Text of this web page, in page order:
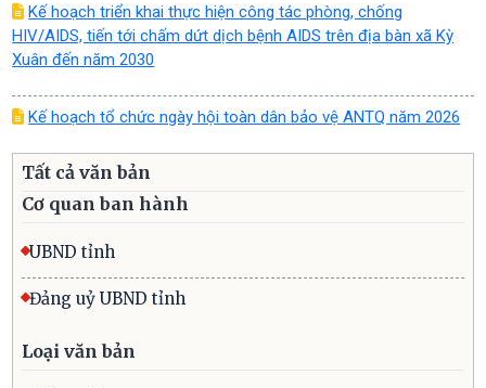
Kế hoạch triển khai thực hiện công tác phòng, chống
HIV/AIDS, tiến tới chấm dứt dịch bệnh AIDS trên địa bàn xã Kỳ
Xuân đến năm 2030
Kế hoạch tổ chức ngày hội toàn dân bảo vệ ANTQ năm 2026
Tất cả văn bản
Cơ quan ban hành
UBND tỉnh
Đảng uỷ UBND tỉnh
Loại văn bản